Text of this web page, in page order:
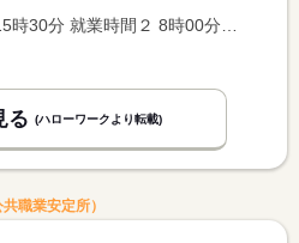
る (ハローワークより転載)
職業安定所）